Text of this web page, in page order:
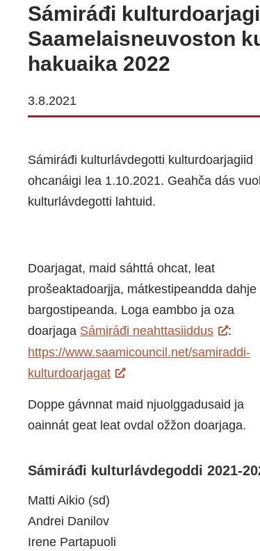
Sámiráđi
Saamelaisneuvoston
hakuaika 2022
3.8.2021
Sámiráđi kulturlávdegotti kulturdoarjagiid
ohcanáigi lea 1.10.2021. Geahča dás
kulturlávdegotti lahtuid.
Doarjagat, maid sáhttá ohcat, leat
prošeaktadoarjja, mátkestipeandda dahje
bargostipeanda. Loga eambbo ja oza
doarjaga Sámiráđi neahttasiiddus
:
https://www.saamicouncil.net/samiraddi-
kulturdoarjagat
Doppe gávnnat maid njuolggadusaid ja
oainnát geat leat ovdal ožžon doarjaga.
Sámiráđi kulturlávdegoddi 2021-
Matti Aikio (sd)
Andrei Danilov
Irene Partapuoli